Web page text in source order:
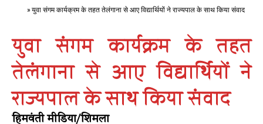
» युवा संगम कार्यक्रम के तहत तेलंगाना से आए विद्यार्थियों ने राज्यपाल के साथ किया संवाद
युवा संगम कार्यक्रम के तहत
तेलंगाना से आए विद्यार्थियों ने
राज्यपाल के साथ किया संवाद
हिमवंती मीडिया/शिमला